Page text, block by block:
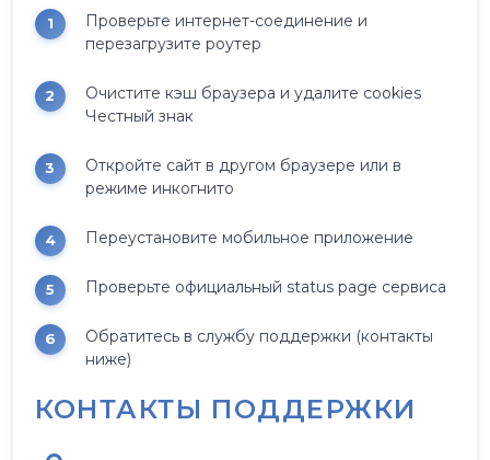
Проверьте интернет-соединение и
перезагрузите роутер
Очистите кэш браузера и удалите cookies
Честный знак
Откройте сайт в другом браузере или в
режиме инкогнито
Переустановите мобильное приложение
Проверьте официальный status page сервиса
Обратитесь в службу поддержки (контакты
ниже)
КОНТАКТЫ ПОДДЕРЖКИ